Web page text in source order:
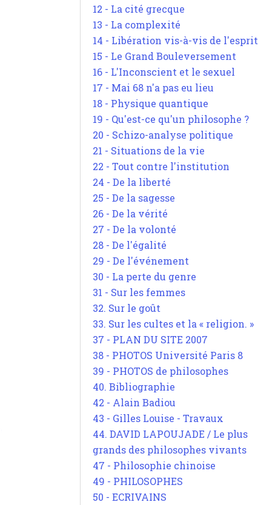
12 - La cité grecque
13 - La complexité
14 - Libération vis-à-vis de l'esprit
15 - Le Grand Bouleversement
16 - L'Inconscient et le sexuel
17 - Mai 68 n'a pas eu lieu
18 - Physique quantique
19 - Qu'est-ce qu'un philosophe ?
20 - Schizo-analyse politique
21 - Situations de la vie
22 - Tout contre l'institution
24 - De la liberté
25 - De la sagesse
26 - De la vérité
27 - De la volonté
28 - De l'égalité
29 - De l'événement
30 - La perte du genre
31 - Sur les femmes
32. Sur le goût
33. Sur les cultes et la « religion. »
37 - PLAN DU SITE 2007
38 - PHOTOS Université Paris 8
39 - PHOTOS de philosophes
40. Bibliographie
42 - Alain Badiou
43 - Gilles Louise - Travaux
44. DAVID LAPOUJADE / Le plus
grands des philosophes vivants
47 - Philosophie chinoise
49 - PHILOSOPHES
50 - ECRIVAINS